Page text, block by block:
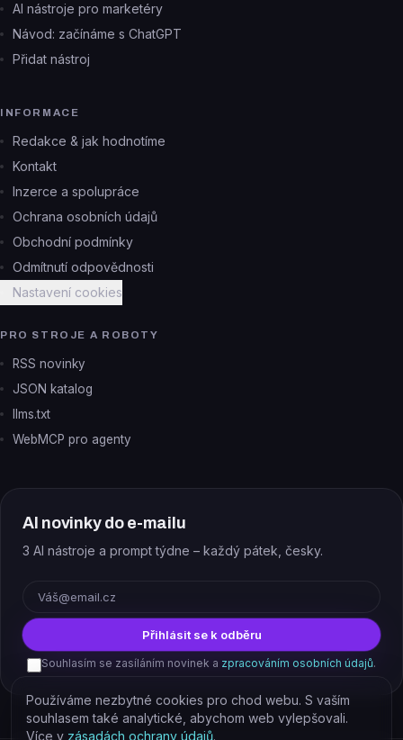
AI nástroje pro marketéry
Návod: začínáme s ChatGPT
Přidat nástroj
INFORMACE
Redakce & jak hodnotíme
Kontakt
Inzerce a spolupráce
Ochrana osobních údajů
Obchodní podmínky
Odmítnutí odpovědnosti
Nastavení cookies
PRO STROJE A ROBOTY
RSS novinky
JSON katalog
llms.txt
WebMCP pro agenty
AI novinky do e-mailu
3 AI nástroje a prompt týdne – každý pátek, česky.
Přihlásit se k odběru
Souhlasím se zasíláním novinek a zpracováním osobních údajů.
Používáme nezbytné cookies pro chod webu. S vaším
souhlasem také analytické, abychom web vylepšovali.
Více v zásadách ochrany údajů.